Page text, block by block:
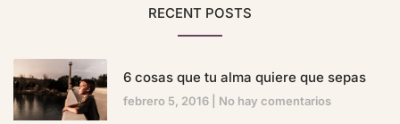
RECENT POSTS
6 cosas que tu alma quiere que sepas
febrero 5, 2016 No hay comentarios